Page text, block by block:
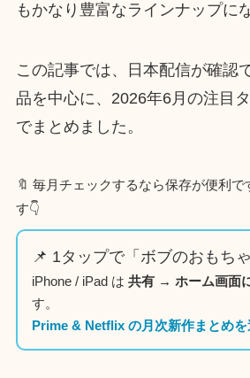
もかなり豊富なラインナップに
この記事では、日本配信が確認
品を中心に、2026年6月の注目
でまとめました。
🔖 毎月チェックするなら保存が便利で
す👇
📌 1タップで「ボブのおもち
iPhone / iPad は 共有 → ホーム画面
す。
Prime & Netflix の月次新作まとめを